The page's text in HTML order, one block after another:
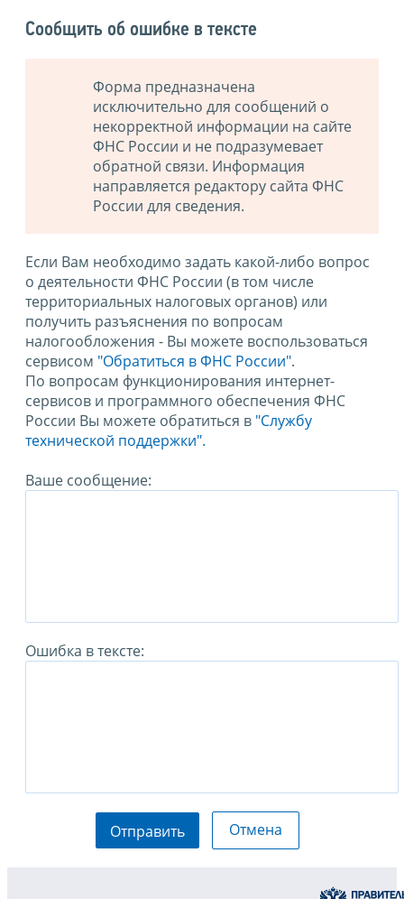
Сообщить об ошибке в тексте
Форма предназначена
исключительно для сообщений о
некорректной информации на сайте
ФНС России и не подразумевает
обратной связи. Информация
направляется редактору сайта ФНС
России для сведения.
Если Вам необходимо задать какой-либо вопрос
о деятельности ФНС России (в том числе
территориальных налоговых органов) или
получить разъяснения по вопросам
налогообложения - Вы можете воспользоваться
сервисом "Обратиться в ФНС России".
По вопросам функционирования интернет-
сервисов и программного обеспечения ФНС
России Вы можете обратиться в "Службу
технической поддержки".
Ваше сообщение:
Ошибка в тексте:
Отправить Отмена